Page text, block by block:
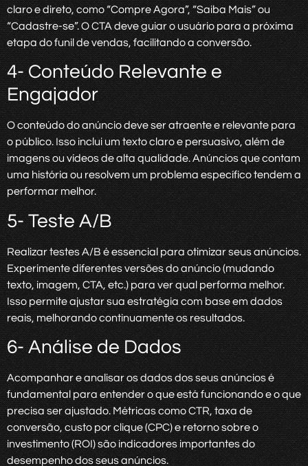
claro e direto, como “Compre Agora”, “Saiba Mais” ou
“Cadastre-se”. O CTA deve guiar o usuário para a próxima
etapa do funil de vendas, facilitando a conversão.
4- Conteúdo Relevante e
Engajador
O conteúdo do anúncio deve ser atraente e relevante para
o público. Isso inclui um texto claro e persuasivo, além de
imagens ou vídeos de alta qualidade. Anúncios que contam
uma história ou resolvem um problema específico tendem a
performar melhor.
5- Teste A/B
Realizar testes A/B é essencial para otimizar seus anúncios.
Experimente diferentes versões do anúncio (mudando
texto, imagem, CTA, etc.) para ver qual performa melhor.
Isso permite ajustar sua estratégia com base em dados
reais, melhorando continuamente os resultados.
6- Análise de Dados
Acompanhar e analisar os dados dos seus anúncios é
fundamental para entender o que está funcionando e o que
precisa ser ajustado. Métricas como CTR, taxa de
conversão, custo por clique (CPC) e retorno sobre o
investimento (ROI) são indicadores importantes do
desempenho dos seus anúncios.